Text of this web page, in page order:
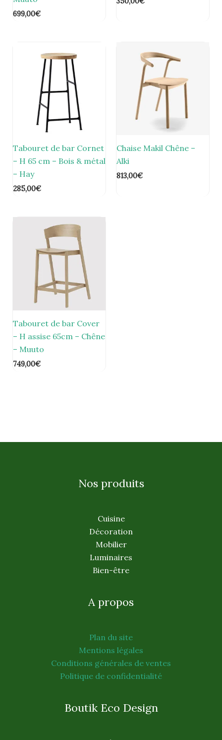
699,00€
Tabouret de bar Cornet
– H 65 cm – Bois & métal
– Hay
285,00€
Chaise Makil Chêne –
Alki
813,00€
Tabouret de bar Cover
– H assise 65cm – Chêne
– Muuto
749,00€
Nos produits
Cuisine
Décoration
Mobilier
Luminaires
Bien-être
A propos
Plan du site
Mentions légales
Conditions générales de ventes
Politique de confidentialité
Boutik Eco Design